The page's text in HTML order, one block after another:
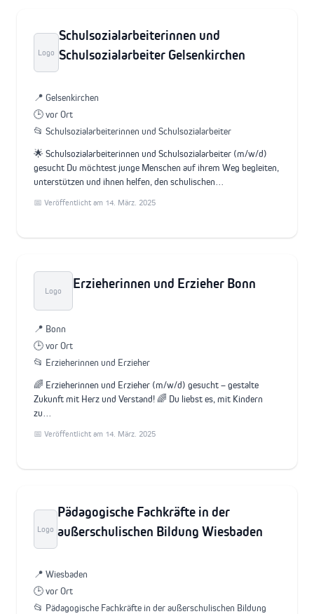
Logo
Schulsozialarbeiterinnen und
Schulsozialarbeiter Gelsenkirchen
📍 Gelsenkirchen
🕒 vor Ort
📂 Schulsozialarbeiterinnen und Schulsozialarbeiter
🌟 Schulsozialarbeiterinnen und Schulsozialarbeiter (m/w/d)
gesucht Du möchtest junge Menschen auf ihrem Weg begleiten,
unterstützen und ihnen helfen, den schulischen…
📅 Veröffentlicht am 14. März. 2025
Logo Erzieherinnen und Erzieher Bonn
📍 Bonn
🕒 vor Ort
📂 Erzieherinnen und Erzieher
🌈 Erzieherinnen und Erzieher (m/w/d) gesucht – gestalte
Zukunft mit Herz und Verstand! 🌈 Du liebst es, mit Kindern
zu…
📅 Veröffentlicht am 14. März. 2025
Logo
Pädagogische Fachkräfte in der
außerschulischen Bildung Wiesbaden
📍 Wiesbaden
🕒 vor Ort
📂 Pädagogische Fachkräfte in der außerschulischen Bildung